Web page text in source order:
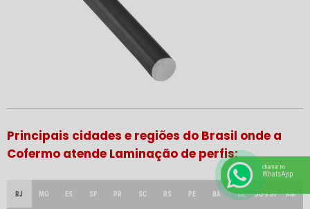
Principais cidades e regiões do Brasil onde a
Cofermo atende Laminação de perfis:
RJ MG ES SP PR SC RS PE BA CE GO e DF AM
chamar no
WhatsApp